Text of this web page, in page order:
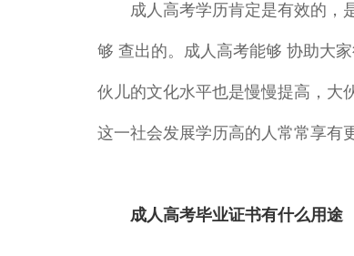
成人高考学历肯定是有效的，是
够 查出的。成人高考能够 协助大
伙儿的文化水平也是慢慢提高，大
这一社会发展学历高的人常常享有
成人高考毕业证书有什么用途